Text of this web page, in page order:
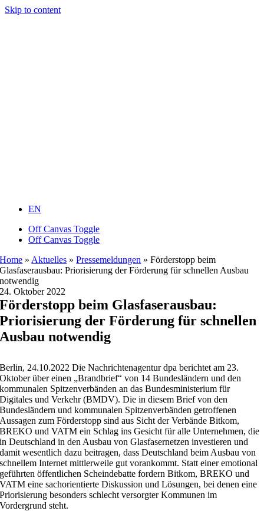
Skip to content
EN
Off Canvas Toggle
Off Canvas Toggle
Home » Aktuelles »Pressemeldungen »Förderstopp beim
Glasfaserausbau: Priorisierung der Förderung für schnellen Ausbau
notwendig
24. Oktober 2022
Förderstopp beim Glasfaserausbau:
Priorisierung der Förderung für schnellen
Ausbau notwendig
Berlin, 24.10.2022 Die Nachrichtenagentur dpa berichtet am 23.
Oktober über einen „Brandbrief“ von 14 Bundesländern und den
kommunalen Spitzenverbänden an das Bundesministerium für
Digitales und Verkehr (BMDV). Die in diesem Brief von den
Bundesländern und kommunalen Spitzenverbänden getroffenen
Aussagen zum Förderstopp sind aus Sicht der Verbände Bitkom,
BREKO und VATM ein Schlag ins Gesicht für alle Unternehmen, die
in Deutschland in den Ausbau von Glasfasernetzen investieren und
damit wesentlich dazu beitragen, dass Deutschland beim Ausbau von
schnellem Internet mittlerweile gut vorankommt. Statt einer emotional
geführten öffentlichen Scheindebatte fordern Bitkom, BREKO und
VATM eine sachorientierte Diskussion und Lösungen, bei denen eine
Priorisierung besonders schlecht versorgter Kommunen im
Vordergrund steht.